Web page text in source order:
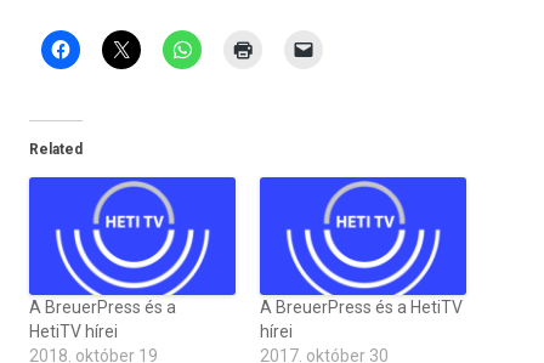
Related
A BreuerPress és a
HetiTV hírei
2018. október 19
A BreuerPress és a HetiTV
hírei
2017. október 30